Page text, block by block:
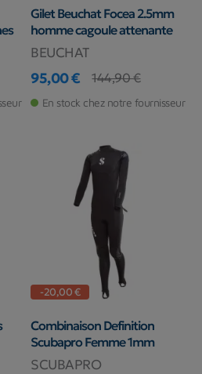
Gilet Beuchat Focea 2.5mm
homme cagoule attenante
BEUCHAT
Prix
95,00 €
Prix de base
144,90 €
En stock chez notre fournisseur
-20,00 €
Combinaison Definition
Scubapro Femme 1mm
SCUBAPRO